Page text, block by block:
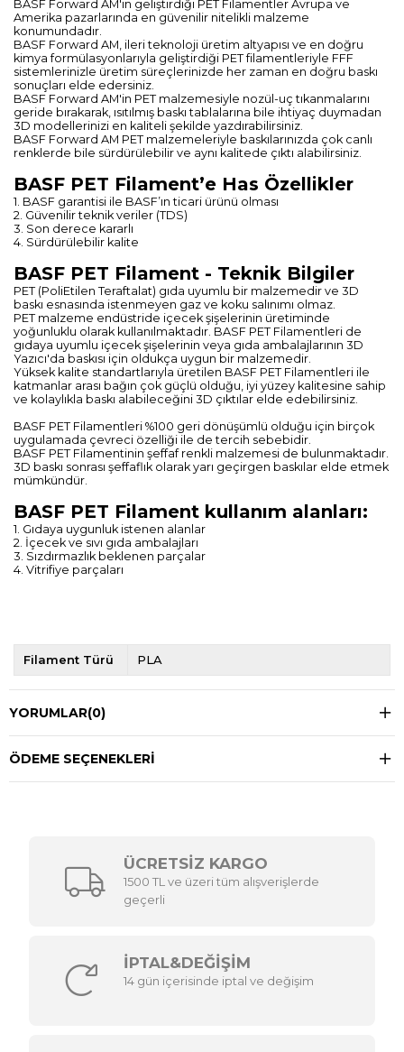
BASF Forward AM'in geliştirdiği PET Filamentler Avrupa ve
Amerika pazarlarında en güvenilir nitelikli malzeme
konumundadır.
BASF Forward AM, ileri teknoloji üretim altyapısı ve en doğru
kimya formülasyonlarıyla geliştirdiği PET filamentleriyle FFF
sistemlerinizle üretim süreçlerinizde her zaman en doğru baskı
sonuçları elde edersiniz.
BASF Forward AM'in PET malzemesiyle nozül-uç tıkanmalarını
geride bırakarak, ısıtılmış baskı tablalarına bile ihtiyaç duymadan
3D modellerinizi en kaliteli şekilde yazdırabilirsiniz.
BASF Forward AM PET malzemeleriyle baskılarınızda çok canlı
renklerde bile sürdürülebilir ve aynı kalitede çıktı alabilirsiniz.
BASF PET Filament’e Has Özellikler
1. BASF garantisi ile BASF’ın ticari ürünü olması
2. Güvenilir teknik veriler (TDS)
3. Son derece kararlı
4. Sürdürülebilir kalite
BASF PET Filament - Teknik Bilgiler
PET (PoliEtilen Teraftalat) gıda uyumlu bir malzemedir ve 3D
baskı esnasında istenmeyen gaz ve koku salınımı olmaz.
PET malzeme endüstride içecek şişelerinin üretiminde
yoğunluklu olarak kullanılmaktadır. BASF PET Filamentleri de
gıdaya uyumlu içecek şişelerinin veya gıda ambalajlarının 3D
Yazıcı'da baskısı için oldukça uygun bir malzemedir.
Yüksek kalite standartlarıyla üretilen BASF PET Filamentleri ile
katmanlar arası bağın çok güçlü olduğu, iyi yüzey kalitesine sahip
ve kolaylıkla baskı alabileceğini 3D çıktılar elde edebilirsiniz.
BASF PET Filamentleri %100 geri dönüşümlü olduğu için birçok
uygulamada çevreci özelliği ile de tercih sebebidir.
BASF PET Filamentinin şeffaf renkli malzemesi de bulunmaktadır.
3D baskı sonrası şeffaflık olarak yarı geçirgen baskılar elde etmek
mümkündür.
BASF PET Filament kullanım alanları:
1. Gıdaya uygunluk istenen alanlar
2. İçecek ve sıvı gıda ambalajları
3. Sızdırmazlık beklenen parçalar
4. Vitrifiye parçaları
Filament Türü PLA
YORUMLAR(0)
ÖDEME SEÇENEKLERI
ÜCRETSİZ KARGO
1500 TL ve üzeri tüm alışverişlerde
geçerli
İPTAL&DEĞİŞİM
14 gün içerisinde iptal ve değişim